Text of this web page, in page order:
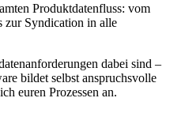
Produktdatenfluss: vom
zur Syndication in alle
dabei sind –
bildet selbst anspruchsvolle
euren Prozessen an.